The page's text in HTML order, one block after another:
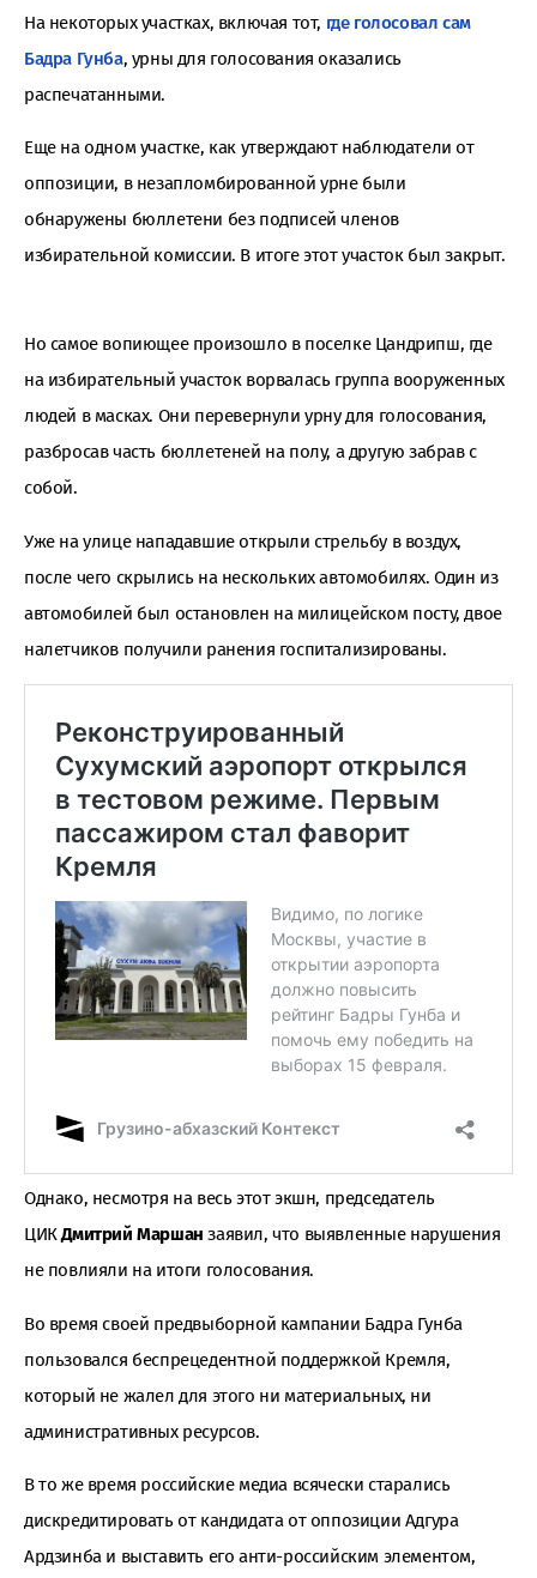
На некоторых участках, включая тот, где голосовал сам
Бадра Гунба, урны для голосования оказались
распечатанными.
Еще на одном участке, как утверждают наблюдатели от
оппозиции, в незапломбированной урне были
обнаружены бюллетени без подписей членов
избирательной комиссии. В итоге этот участок был закрыт.
Но самое вопиющее произошло в поселке Цандрипш, где
на избирательный участок ворвалась группа вооруженных
людей в масках. Они перевернули урну для голосования,
разбросав часть бюллетеней на полу, а другую забрав с
собой.
Уже на улице нападавшие открыли стрельбу в воздух,
после чего скрылись на нескольких автомобилях. Один из
автомобилей был остановлен на милицейском посту, двое
налетчиков получили ранения госпитализированы.
Однако, несмотря на весь этот экшн, председатель
ЦИКДмитрий Маршан заявил, что выявленные нарушения
не повлияли на итоги голосования.
Во время своей предвыборной кампании Бадра Гунба
пользовался беспрецедентной поддержкой Кремля,
который не жалел для этого ни материальных, ни
административных ресурсов.
В то же время российские медиа всячески старались
дискредитировать от кандидата от оппозиции Адгура
Ардзинба и выставить его анти-российским элементом,